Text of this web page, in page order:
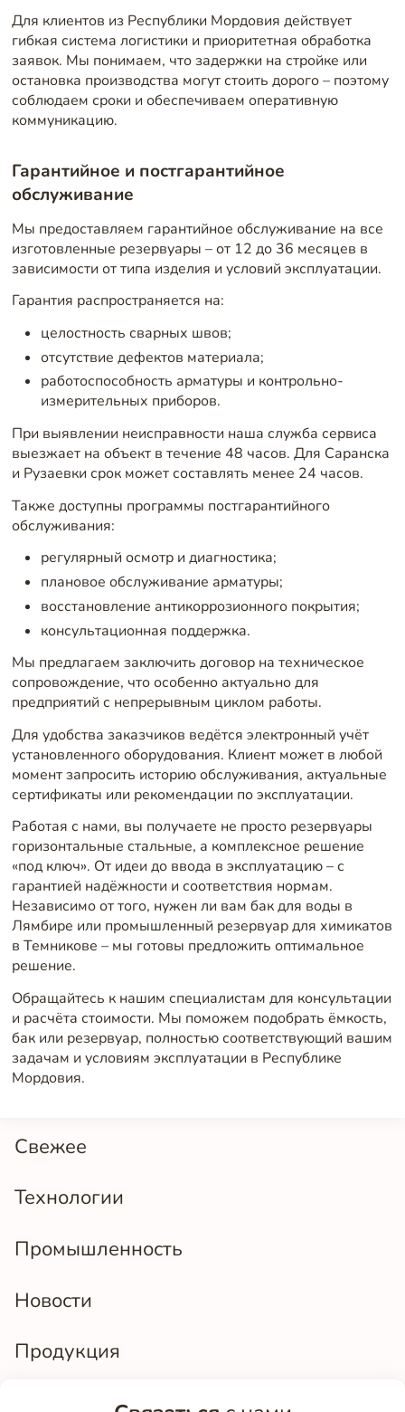
Свежее
Технологии
Промышленность
Новости
Продукция
Для клиентов из Республики Мордовия действует
гибкая система логистики и приоритетная обработка
заявок. Мы понимаем, что задержки на стройке или
остановка производства могут стоить дорого – поэтому
соблюдаем сроки и обеспечиваем оперативную
коммуникацию.
Гарантийное и постгарантийное
обслуживание
Мы предоставляем гарантийное обслуживание на все
изготовленные резервуары – от 12 до 36 месяцев в
зависимости от типа изделия и условий эксплуатации.
Гарантия распространяется на:
целостность сварных швов;
отсутствие дефектов материала;
работоспособность арматуры и контрольно-
измерительных приборов.
При выявлении неисправности наша служба сервиса
выезжает на объект в течение 48 часов. Для Саранска
и Рузаевки срок может составлять менее 24 часов.
Также доступны программы постгарантийного
обслуживания:
регулярный осмотр и диагностика;
плановое обслуживание арматуры;
восстановление антикоррозионного покрытия;
консультационная поддержка.
Мы предлагаем заключить договор на техническое
сопровождение, что особенно актуально для
предприятий с непрерывным циклом работы.
Для удобства заказчиков ведётся электронный учёт
установленного оборудования. Клиент может в любой
момент запросить историю обслуживания, актуальные
сертификаты или рекомендации по эксплуатации.
Работая с нами, вы получаете не просто резервуары
горизонтальные стальные, а комплексное решение
«под ключ». От идеи до ввода в эксплуатацию – с
гарантией надёжности и соответствия нормам.
Независимо от того, нужен ли вам бак для воды в
Лямбире или промышленный резервуар для химикатов
в Темникове – мы готовы предложить оптимальное
решение.
Обращайтесь к нашим специалистам для консультации
и расчёта стоимости. Мы поможем подобрать ёмкость,
бак или резервуар, полностью соответствующий вашим
задачам и условиям эксплуатации в Республике
Мордовия.